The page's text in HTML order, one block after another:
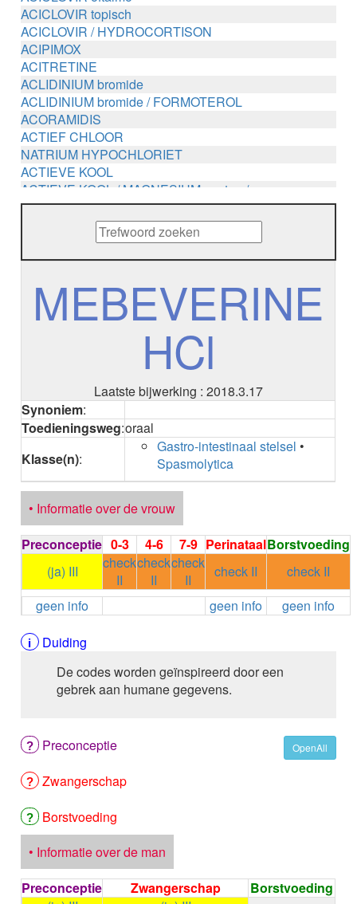
ACICLOVIR topisch
ACICLOVIR / HYDROCORTISON
ACIPIMOX
ACITRETINE
ACLIDINIUM bromide
ACLIDINIUM bromide / FORMOTEROL
ACORAMIDIS
ACTIEF CHLOOR
NATRIUM HYPOCHLORIET
ACTIEVE KOOL
ACTIEVE KOOL / MAGNESIUM zouten /
METHENAMINE
ADALIMUMAB
ADAPALEEN
ADAPALEEN / BENZOYLPEROXIDE
ADENOSINE
AESCINE
AFLIBERCEPT intravitreaal
AFLIBERCEPT parenteraal
AGALSIDASE alfa
AGALSIDASE bèta
AGOMELATINE
ALBIGLUTIDE
ALBUTREPENONACOG ALFA
Stollingsfactor IX; Factor IX
ALCOHOL
ETHANOL
ALECTINIB
ALEMTUZUMAB
ALENDRONAAT
ALENDRONAAT/VIT D3
ALENDRONAAT / VITAMINE D3 / CACO3
ALFENTANYL HCl
ALFUZOSINE
ALGELDRAAT
ALGELDRAAT / MAGNESIUM HYDROXYDE
ALGINAAT Na / Na BICARBONAAT / CALCIUM
CARBONAAT
ALGINEZUUR
ALGLUCOSIDASE alfa
ALIROCUMAB
ALITRETINOINE
ALIZAPRIDE
ALLOPURINOL
ALMOTRIPTAN
ALOGLIPTINE benzoaat
MEBEVERINE
HCl
Laatste bijwerking : 2018.3.17
Synoniem:
Toedieningsweg:oraal
Klasse(n):
Gastro-intestinaal stelsel •
Spasmolytica
• Informatie over de vrouw
Preconceptie 0-3 4-6 7-9 PerinataalBorstvoeding
(ja) III
check
II
check
II
check
II
check II
check II
geen info
geen info
geen info
Duiding
De codes worden geïnspireerd door een
gebrek aan humane gegevens.
OpenAll
Preconceptie
Zwangerschap
Borstvoeding
• Informatie over de man
Preconceptie
Zwangerschap
Borstvoeding